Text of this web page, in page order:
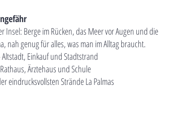
Insel: Berge im Rücken, das Meer vor Augen und die
nah genug für alles, was man im Alltag braucht.
Einkauf und Stadtstrand
Ärztehaus und Schule
eindrucksvollsten Strände La Palmas